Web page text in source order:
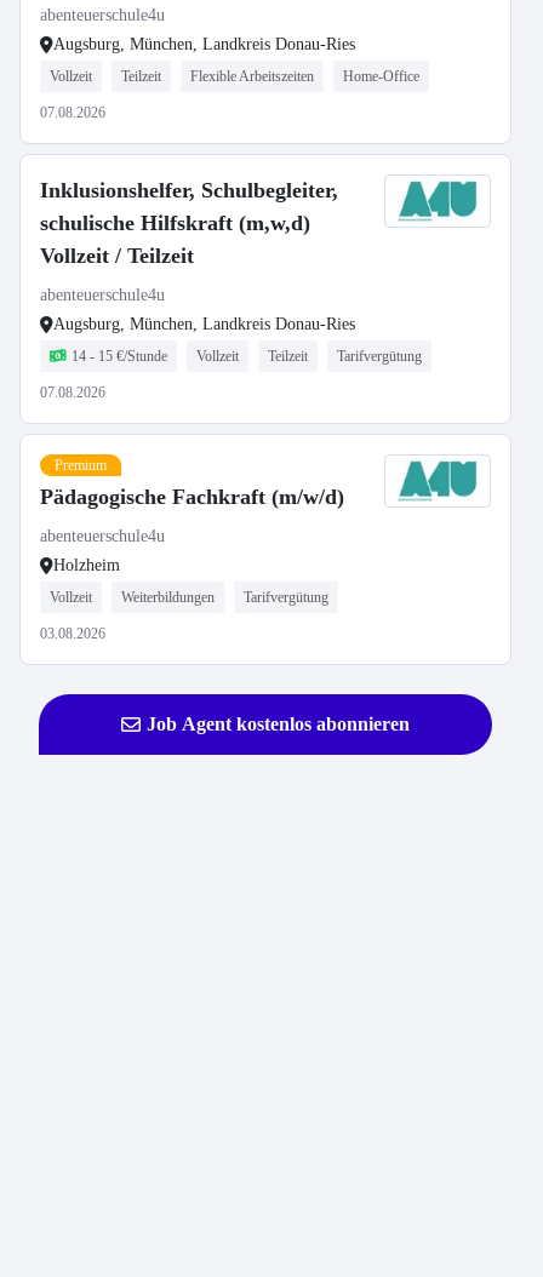
abenteuerschule4u
Augsburg, München, Landkreis Donau-Ries
Vollzeit Teilzeit Flexible Arbeitszeiten Home-Office
07.08.2026
Inklusionshelfer, Schulbegleiter,
schulische Hilfskraft (m,w,d)
Vollzeit / Teilzeit
abenteuerschule4u
Augsburg, München, Landkreis Donau-Ries
14 - 15 €/Stunde Vollzeit Teilzeit Tarifvergütung
07.08.2026
Premium
Pädagogische Fachkraft (m/w/d)
abenteuerschule4u
Holzheim
Vollzeit Weiterbildungen Tarifvergütung
03.08.2026
Job Agent kostenlos abonnieren